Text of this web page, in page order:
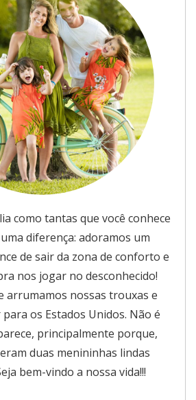
como tantas que você conhece
diferença: adoramos um
de sair da zona de conforto e
nos jogar no desconhecido!
arrumamos nossas trouxas e
os Estados Unidos. Não é
principalmente porque,
duas menininhas lindas
bem-vindo a nossa vida!!!